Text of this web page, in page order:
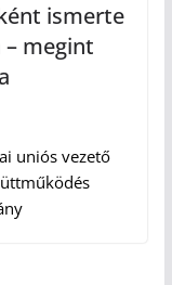
ismerte
– megint
uniós vezető